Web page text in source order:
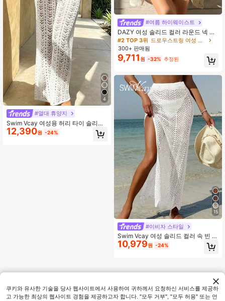
4
#열대 휴양지
Swim Vcay 여성용 허리 타이 솔리드
컬러 홀로우 아웃 패션 커버업 롱 팬츠
12,390원 -24%
#여름 하이웨이스트
DAZY 여성 솔리드 컬러 라운드 넥 긴
팔 캐주얼 커버업 탑, 휴가 및 여름 비
치웨어에 적합
#2 TOP 3위
드로우스트링 여성 커버 업
300+ 판매됨
9,711 원 -32% 추정된
15
#이비자 스타일
Swim Vcay 여성 솔리드 컬러 속 빈 슬
릿 햄 커버업 스커트 휴가용
10,979원 -24%
쿠키와 유사한 기술을 당사 웹사이트에서 사용하여 귀하께서 요청하신 서비스를 제공하
고 가능한 최상의 웹사이트 경험을 제공하고자 합니다. "모두 거부", "모두 허용" 또는 언